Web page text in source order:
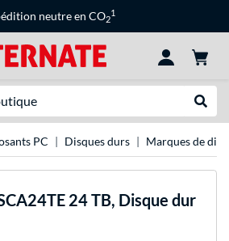
neutre en CO2
1
PC Disques durs Marques de
24 TB, Disque dur